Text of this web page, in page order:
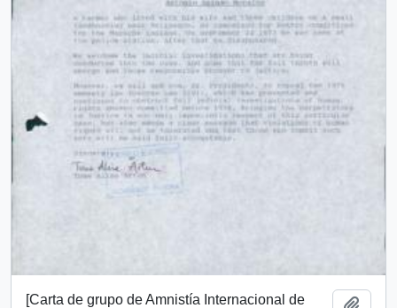
[Carta de grupo de Amnistía Internacional de